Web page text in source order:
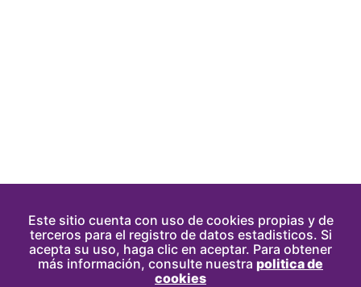
Este sitio cuenta con uso de cookies propias y de
terceros para el registro de datos estadisticos. Si
acepta su uso, haga clic en aceptar. Para obtener
más información, consulte nuestra politica de
cookies